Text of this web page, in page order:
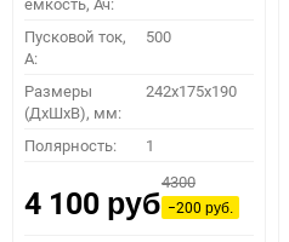
Пусковой ток,
A:
500
Размеры
(ДхШхВ), мм:
242x175x190
Полярность: 1
4 100 руб.
4300
−200руб.